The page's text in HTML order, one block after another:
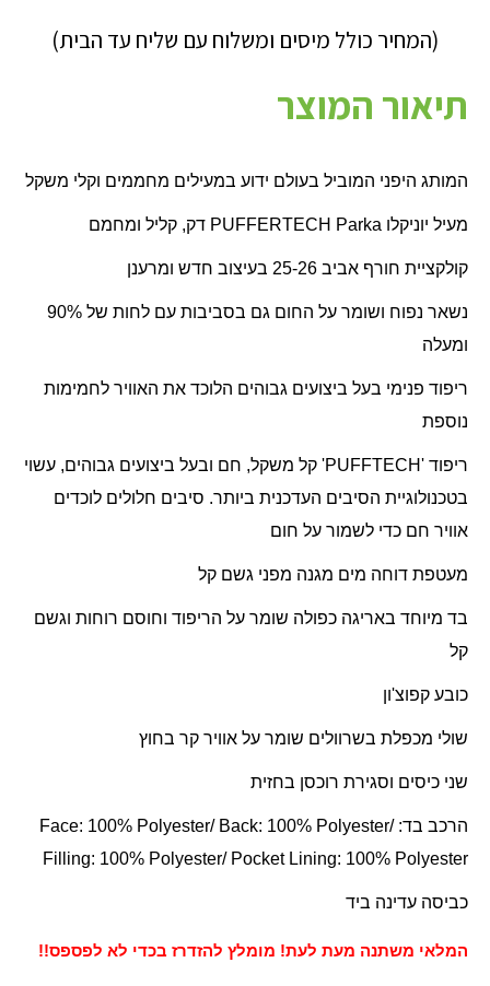
(המחיר כולל מיסים ומשלוח עם שליח עד הבית)
תיאור המוצר
המותג היפני המוביל בעולם ידוע במעילים מחממים וקלי משקל
מעיל יוניקלו PUFFERTECH Parka דק, קליל ומחמם
קולקציית חורף אביב 25-26 בעיצוב חדש ומרענן
נשאר נפוח ושומר על החום גם בסביבות עם לחות של 90%
ומעלה
ריפוד פנימי בעל ביצועים גבוהים הלוכד את האוויר לחמימות
נוספת
ריפוד 'PUFFTECH' קל משקל, חם ובעל ביצועים גבוהים, עשוי
בטכנולוגיית הסיבים העדכנית ביותר. סיבים חלולים לוכדים
אוויר חם כדי לשמור על חום
מעטפת דוחה מים מגנה מפני גשם קל
בד מיוחד באריגה כפולה שומר על הריפוד וחוסם רוחות וגשם
קל
כובע קפוצ'ון
שולי מכפלת בשרוולים שומר על אוויר קר בחוץ
שני כיסים וסגירת רוכסן בחזית
הרכב בד:Face: 100% Polyester/ Back: 100% Polyester/
Filling: 100% Polyester/ Pocket Lining: 100% Polyester
כביסה עדינה ביד
המלאי משתנה מעת לעת! מומלץ להזדרז בכדי לא לפספס!!